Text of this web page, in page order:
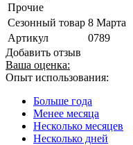
Прочие
Сезонный товар 8 Марта
Артикул
0789
Добавить отзыв
Ваша оценка:
Опыт использования:
Больше года
Менее месяца
Несколько месяцев
Несколько дней